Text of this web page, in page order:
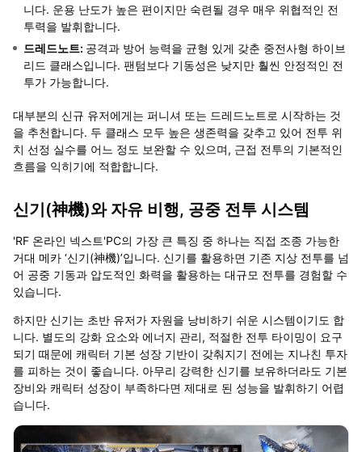
니다. 운용 난도가 높은 편이지만 숙련될 경우 매우 위협적인 전
투력을 발휘합니다.
드레드노트: 공격과 방어 능력을 균형 있게 갖춘 중전사형 하이브
리드 클래스입니다. 팬텀보다 기동성은 낮지만 훨씬 안정적인 전
투가 가능합니다.
대부분의 신규 유저에게는 퍼니셔 또는 드레드노트로 시작하는 것
을 추천합니다. 두 클래스 모두 높은 생존력을 갖추고 있어 전투 위
치 선정 실수를 어느 정도 보완할 수 있으며, 근접 전투의 기본적인
흐름을 익히기에 적합합니다.
신기(神機)와 자유 비행, 공중 전투 시스템
'RF 온라인 넥스트'PC의 가장 큰 특징 중 하나는 직접 조종 가능한
거대 메카 ‘신기(神機)’입니다. 신기를 활용하면 기존 지상 전투를 넘
어 공중 기동과 압도적인 화력을 활용하는 대규모 전투를 경험할 수
있습니다.
하지만 신기는 초반 유저가 자원을 낭비하기 쉬운 시스템이기도 합
니다. 별도의 강화 요소와 에너지 관리, 적절한 전투 타이밍이 요구
되기 때문에 캐릭터 기본 성장 기반이 갖춰지기 전에는 지나친 투자
를 피하는 것이 좋습니다. 아무리 강력한 신기를 보유하더라도 기본
장비와 캐릭터 성장이 부족하다면 제대로 된 성능을 발휘하기 어렵
습니다.